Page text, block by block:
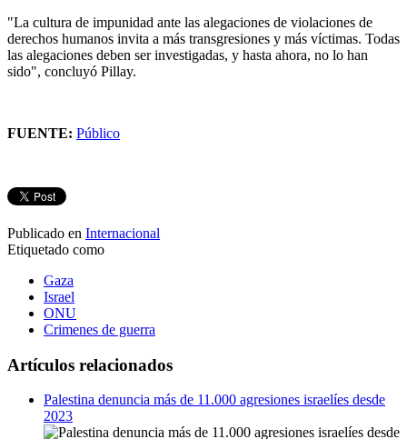
"La cultura de impunidad ante las alegaciones de violaciones de
derechos humanos invita a más transgresiones y más víctimas. Todas
las alegaciones deben ser investigadas, y hasta ahora, no lo han
sido", concluyó Pillay.
FUENTE: Público
Publicado en Internacional
Etiquetado como
Gaza
Israel
ONU
Crimenes de guerra
Artículos relacionados
Palestina denuncia más de 11.000 agresiones israelíes desde
2023